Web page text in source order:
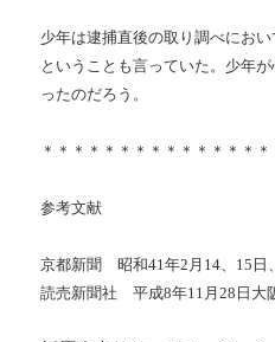
少年は逮捕直後の取り調べにお
ということも言っていた。少年
ったのだろう。
＊＊＊＊＊＊＊＊＊＊＊＊＊＊＊
参考文献
京都新聞 昭和41年2月14、15日
読売新聞社 平成8年11月28日大